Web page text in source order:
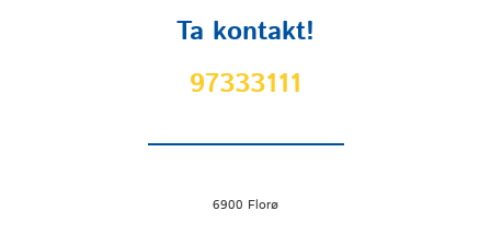
Ta kontakt!
97333111
6900 Florø